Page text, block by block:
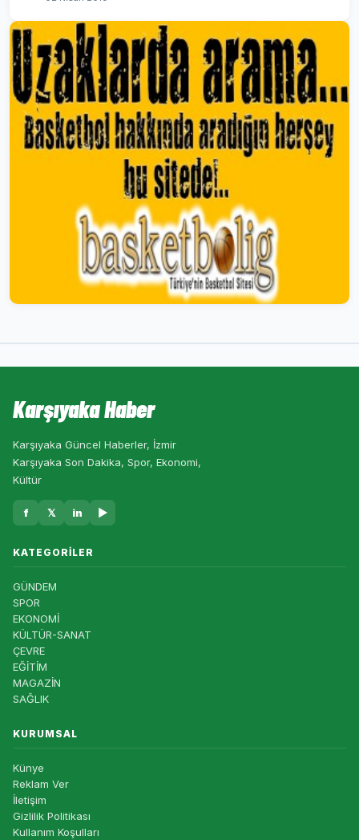
Karşıyaka Haber
Karşıyaka Güncel Haberler, İzmir
Karşıyaka Son Dakika, Spor, Ekonomi,
Kültür
f 𝕏 in ▶
KATEGORILER
GÜNDEM
SPOR
EKONOMİ
KÜLTÜR-SANAT
ÇEVRE
EĞİTİM
MAGAZİN
SAĞLIK
KURUMSAL
Künye
Reklam Ver
İletişim
Gizlilik Politikası
Kullanım Koşulları